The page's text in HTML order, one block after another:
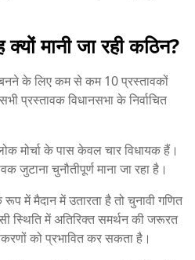
मानी जा रही कठिन?
बनने के लिए कम से कम 10 प्रस्तावकों
प्रस्तावक विधानसभा के निर्वाचित
मोर्चा के पास केवल चार विधायक हैं।
चुनौतीपूर्ण माना जा रहा है।
रूप में मैदान में उतारता है तो चुनावी गणित
स्थिति में अतिरिक्त समर्थन की जरूरत
को प्रभावित कर सकता है।